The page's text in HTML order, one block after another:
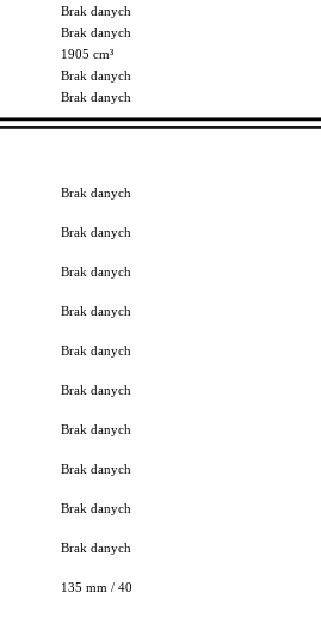
Brak danych
Brak danych
1905 cm³
Brak danych
Brak danych
Brak danych
Brak danych
Brak danych
Brak danych
Brak danych
Brak danych
Brak danych
Brak danych
Brak danych
Brak danych
135 mm / 40